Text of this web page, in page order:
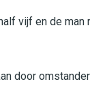
vijf en de
door